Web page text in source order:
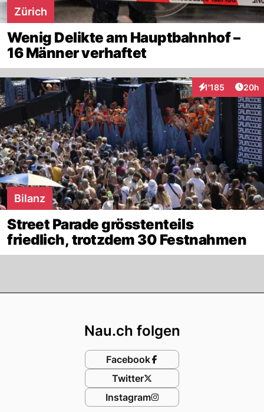
Zürich
Wenig Delikte am Hauptbahnhof –
16 Männer verhaftet
1'185
Interaktionen20h
Bilanz
Street Parade grösstenteils
friedlich, trotzdem 30 Festnahmen
Nau.ch folgen
Facebook
Twitter
Instagram